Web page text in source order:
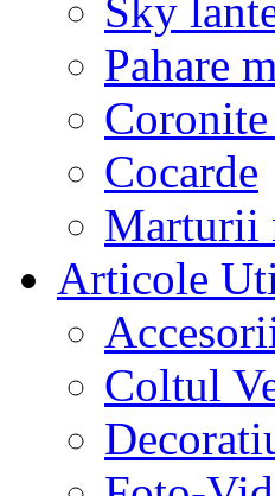
Sky
Pahare
Coronite
Cocarde
Marturii
Articole
Coltul